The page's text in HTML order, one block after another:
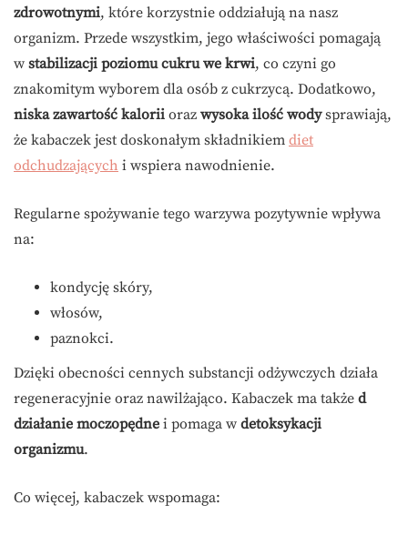
zdrowotnymi, które korzystnie oddziałują na nasz
organizm. Przede wszystkim, jego właściwości pomagają
w stabilizacji poziomu cukru we krwi, co czyni go
znakomitym wyborem dla osób z cukrzycą. Dodatkowo,
niska zawartość kalorii oraz wysoka ilość wodysprawiają,
że kabaczek jest doskonałym składnikiem diet
odchudzających i wspiera nawodnienie.
Regularne spożywanie tego warzywa pozytywnie wpływa
na:
kondycję skóry,
włosów,
paznokci.
Dzięki obecności cennych substancji odżywczych działa
regeneracyjnie oraz nawilżająco. Kabaczek ma także d
działanie moczopędne i pomaga w detoksykacji
organizmu.
Co więcej, kabaczek wspomaga: